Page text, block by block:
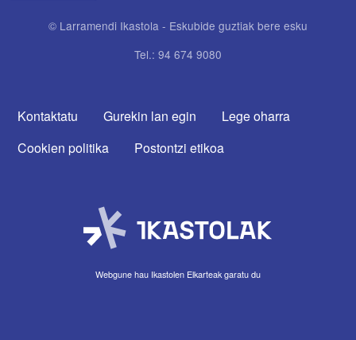
© Larramendi Ikastola - Eskubide guztiak bere esku
Tel.: 94 674 9080
CONTACTA CON NOSOTROS
Kontaktatu Gurekin lan egin
Lege oharra
Cookien politika
Postontzi etikoa
Webgune hau Ikastolen Elkarteak garatu du